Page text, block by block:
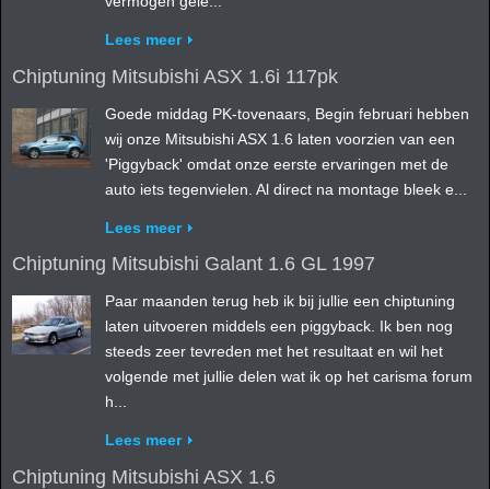
Lees meer
Chiptuning Mitsubishi ASX 1.6i 117pk
Goede middag PK-tovenaars, Begin februari hebben
wij onze Mitsubishi ASX 1.6 laten voorzien van een
'Piggyback' omdat onze eerste ervaringen met de
auto iets tegenvielen. Al direct na montage bleek e...
Lees meer
Chiptuning Mitsubishi Galant 1.6 GL 1997
Paar maanden terug heb ik bij jullie een chiptuning
laten uitvoeren middels een piggyback. Ik ben nog
steeds zeer tevreden met het resultaat en wil het
volgende met jullie delen wat ik op het carisma forum
h...
Lees meer
Chiptuning Mitsubishi ASX 1.6